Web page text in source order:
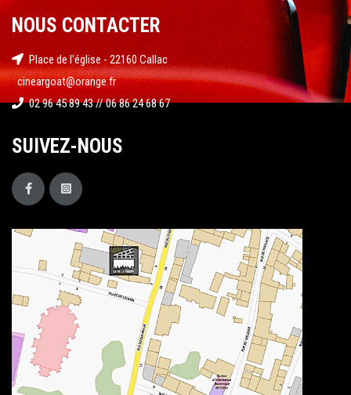
NOUS CONTACTER
Place de l'église - 22160 Callac
cineargoat@orange.fr
02 96 45 89 43 // 06 86 24 68 67
SUIVEZ-NOUS